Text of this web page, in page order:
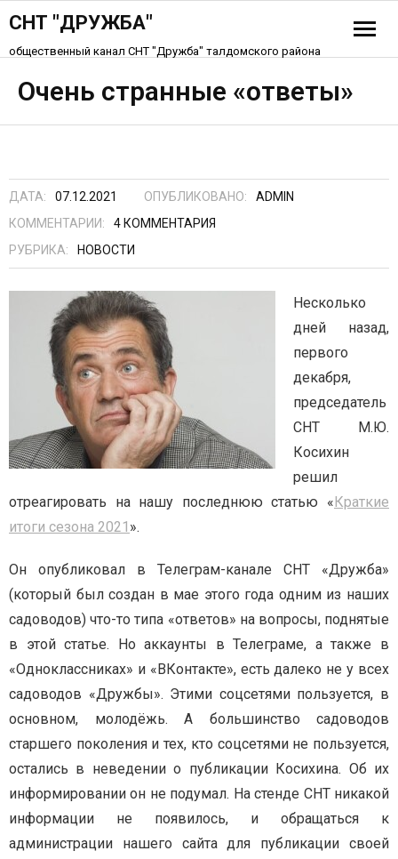
СНТ "ДРУЖБА"
общественный канал СНТ "Дружба" талдомского района
Схема СНТ «Дружба»
Очень странные «ответы»
ДАТА: 07.12.2021 ОПУБЛИКОВАНО:
ADMIN
КОММЕНТАРИИ:
4 КОММЕНТАРИЯ
РУБРИКА:
НОВОСТИ
Несколько
дней назад,
первого
декабря,
председатель
СНТ М.Ю.
Косихин
решил
отреагировать на нашу последнюю статью «Краткие
итоги сезона 2021 ».
Он опубликовал в Телеграм-канале СНТ «Дружба»
(который был создан в мае этого года одним из наших
садоводов) что-то типа «ответов» на вопросы, поднятые
в этой статье. Но аккаунты в Телеграме, а также в
«Одноклассниках» и «ВКонтакте», есть далеко не у всех
садоводов «Дружбы». Этими соцсетями пользуется, в
основном, молодёжь. А большинство садоводов
старшего поколения и тех, кто соцсетями не пользуется,
остались в неведении о публикации Косихина. Об их
информировании он не подумал. На стенде СНТ никакой
информации не появилось, и обращаться к
администрации нашего сайта для публикации своей